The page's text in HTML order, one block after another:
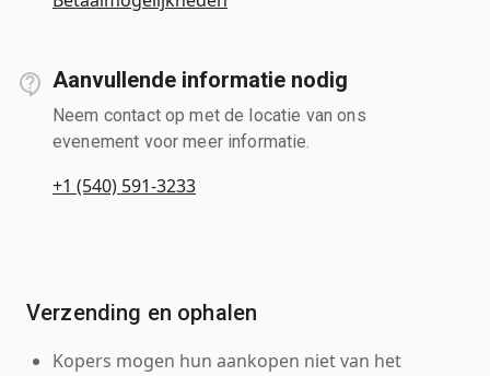
Aanvullende informatie nodig
Neem contact op met de locatie van ons
evenement voor meer informatie.
+1 (540) 591-3233
Verzending en ophalen
Kopers mogen hun aankopen niet van het